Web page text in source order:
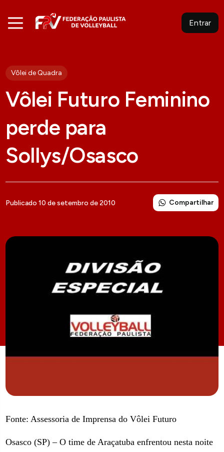
Entrar
Vôlei de Quadra
Vôlei Futuro Feminino
perde para
Sollys/Osasco
Publicado 10 de setembro de 2010 Compartilhar
Fonte: Assessoria de Imprensa do Vôlei Futuro
Osasco (SP) – O time de Araçatuba enfrentou nesta noite